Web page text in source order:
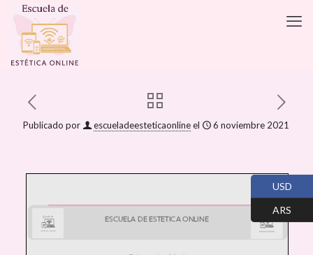
Publicado por escueladeesteticaonlineel 6 noviembre 2021
USD
ARS